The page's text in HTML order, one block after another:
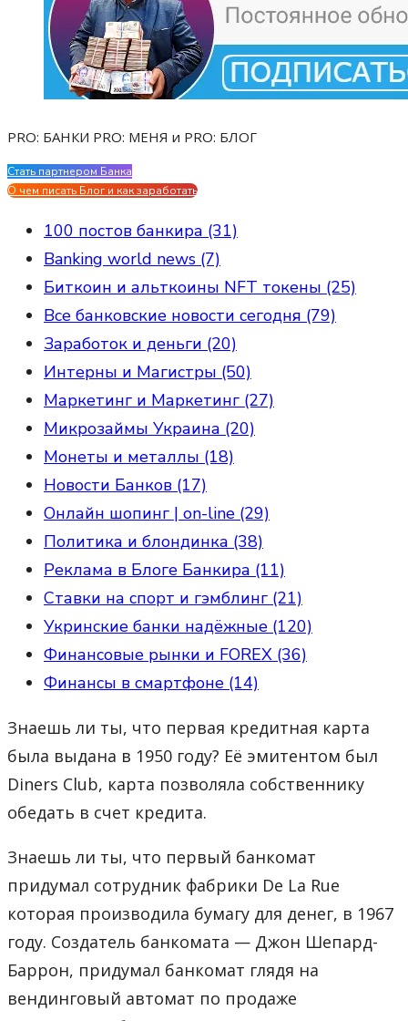
PRO: БАНКИ PRO: МЕНЯ и PRO: БЛОГ
Стать партнером Банка
О чем писать Блог и как заработать
100 постов банкира (31)
Banking world news (7)
Биткоин и альткоины NFT токены (25)
Все банковские новости сегодня (79)
Заработок и деньги (20)
Интерны и Магистры (50)
Маркетинг и Маркетинг (27)
Микрозаймы Украина (20)
Монеты и металлы (18)
Новости Банков (17)
Онлайн шопинг | on-line (29)
Политика и блондинка (38)
Реклама в Блоге Банкира (11)
Ставки на спорт и гэмблинг (21)
Укринские банки надёжные (120)
Финансовые рынки и FOREX (36)
Финансы в смартфоне (14)
Знаешь ли ты, что первая кредитная карта
была выдана в 1950 году? Её эмитентом был
Diners Club, карта позволяла собственнику
обедать в счет кредита.
Знаешь ли ты, что первый банкомат
придумал сотрудник фабрики De La Rue
которая производила бумагу для денег, в 1967
году. Создатель банкомата — Джон Шепард-
Баррон, придумал банкомат глядя на
вендинговый автомат по продаже